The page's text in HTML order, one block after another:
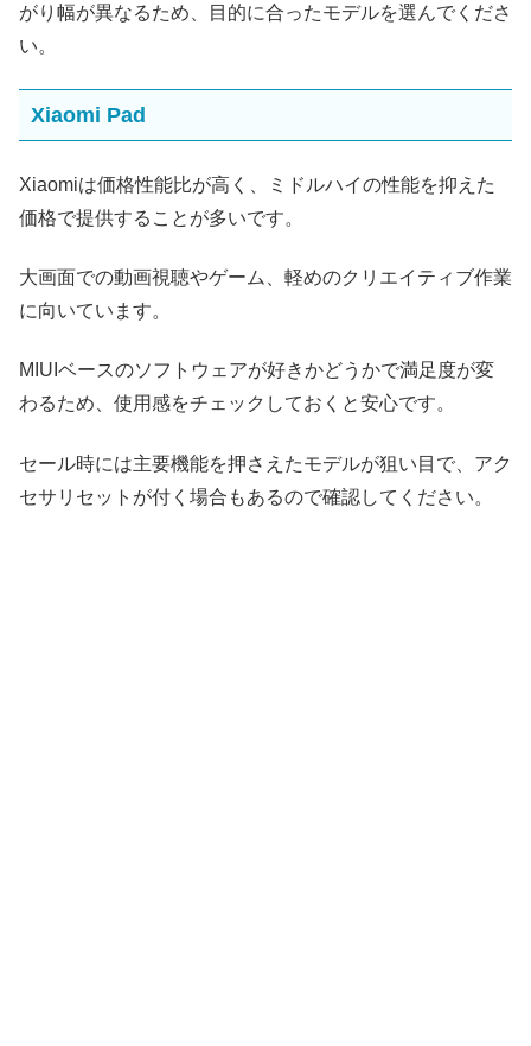
がり幅が異なるため、目的に合ったモデルを選んでくださ
い。
Xiaomi Pad
Xiaomiは価格性能比が高く、ミドルハイの性能を抑えた
価格で提供することが多いです。
大画面での動画視聴やゲーム、軽めのクリエイティブ作業
に向いています。
MIUIベースのソフトウェアが好きかどうかで満足度が変
わるため、使用感をチェックしておくと安心です。
セール時には主要機能を押さえたモデルが狙い目で、アク
セサリセットが付く場合もあるので確認してください。